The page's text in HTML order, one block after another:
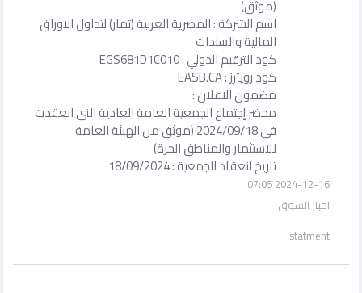
(موثق)
اسم الشركة : المصرية العربية (ثمار) لتداول الاوراق
المالية والسندات
كود الترقيم الدولي : EGS681D1C010
كود رويترز : EASB.CA
مضمون الاعلان :
محضر إجتماع الجمعية العامة العادية التى انعقدت
فى 2024/09/18 (موثق من الهيئة العامة
للاستثمار والمناطق الحرة)
تاريخ انعقاد الجمعية : 18/09/2024
2024-12-16 07:05
اخبار السوق
statment